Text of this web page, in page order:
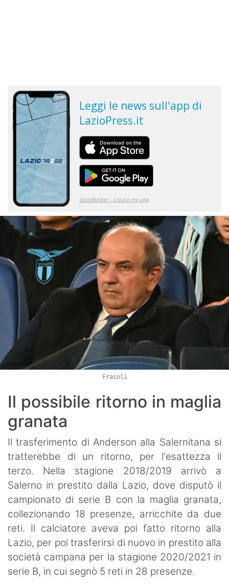
Fraioli
Il possibile ritorno in maglia
granata
Il trasferimento di Anderson alla Salernitana si
tratterebbe di un ritorno, per l'esattezza il
terzo. Nella stagione 2018/2019 arrivò a
Salerno in prestito dalla Lazio, dove disputò il
campionato di serie B con la maglia granata,
collezionando 18 presenze, arricchite da due
reti. Il calciatore aveva poi fatto ritorno alla
Lazio, per poi trasferirsi di nuovo in prestito alla
società campana per la stagione 2020/2021 in
serie B, in cui segnò 5 reti in 28 presenze.